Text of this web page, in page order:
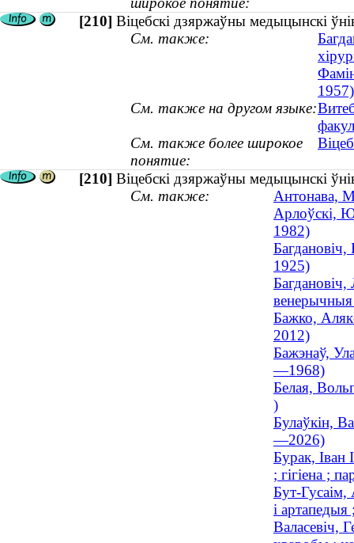
[210] Віцебскі дзяржаўны медыцынскі
См. также:
1957)
См. также на другом языке:
См. также более широкое
понятие:
[210] Віцебскі дзяржаўны медыцынскі
См. также:
Антонава,
Арлоўскі,
1982)
1925)
Багдановіч,
Бажко,
2012)
Бажэнаў,
—1968)
Белая,
)
Булаўкін,
—2026)
Бурак, Іван
; гігіена ;
Бут-Гусаім,
і
Валасевіч,